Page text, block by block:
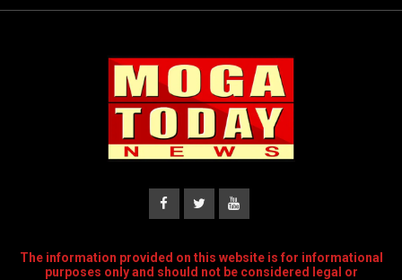
The information provided on this website is for informational
purposes only and should not be considered legal or